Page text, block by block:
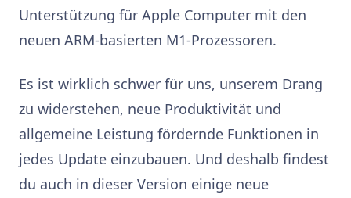
Unterstützung für Apple Computer mit den
neuen ARM-basierten M1-Prozessoren.
Es ist wirklich schwer für uns, unserem Drang
zu widerstehen, neue Produktivität und
allgemeine Leistung fördernde Funktionen in
jedes Update einzubauen. Und deshalb findest
du auch in dieser Version einige neue